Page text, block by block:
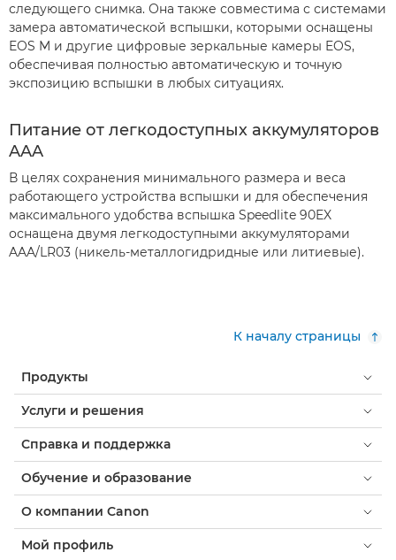
следующего снимка. Она также совместима с системами
замера автоматической вспышки, которыми оснащены
EOS M и другие цифровые зеркальные камеры EOS,
обеспечивая полностью автоматическую и точную
экспозицию вспышки в любых ситуациях.
Питание от легкодоступных аккумуляторов
AAA
В целях сохранения минимального размера и веса
работающего устройства вспышки и для обеспечения
максимального удобства вспышка Speedlite 90EX
оснащена двумя легкодоступными аккумуляторами
AAA/LR03 (никель-металлогидридные или литиевые).
К началу страницы
Продукты
Услуги и решения
Справка и поддержка
Обучение и образование
О компании Canon
Мой профиль